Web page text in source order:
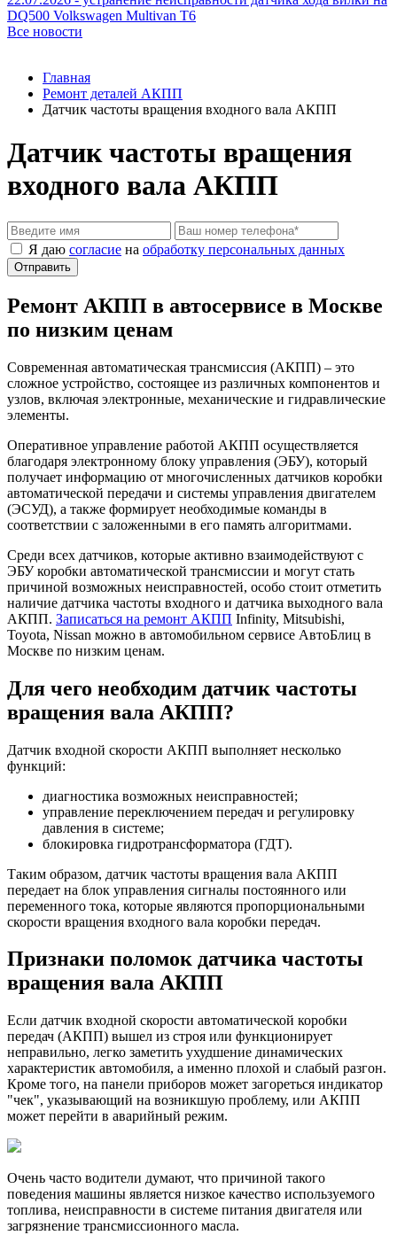
DQ500 Volkswagen Multivan T6
Все новости
Главная
Ремонт деталей АКПП
Датчик частоты вращения входного вала АКПП
Датчик частоты вращения
входного вала АКПП
Я даю согласие на обработку персональных данных
Отправить
Ремонт АКПП в автосервисе в Москве
по низким ценам
Современная автоматическая трансмиссия (АКПП) – это
сложное устройство, состоящее из различных компонентов и
узлов, включая электронные, механические и гидравлические
элементы.
Оперативное управление работой АКПП осуществляется
благодаря электронному блоку управления (ЭБУ), который
получает информацию от многочисленных датчиков коробки
автоматической передачи и системы управления двигателем
(ЭСУД), а также формирует необходимые команды в
соответствии с заложенными в его память алгоритмами.
Среди всех датчиков, которые активно взаимодействуют с
ЭБУ коробки автоматической трансмиссии и могут стать
причиной возможных неисправностей, особо стоит отметить
наличие датчика частоты входного и датчика выходного вала
АКПП. Записаться на ремонт АКПП Infinity, Mitsubishi,
Toyota, Nissan можно в автомобильном сервисе АвтоБлиц в
Москве по низким ценам.
Для чего необходим датчик частоты
вращения вала АКПП?
Датчик входной скорости АКПП выполняет несколько
функций:
диагностика возможных неисправностей;
управление переключением передач и регулировку
давления в системе;
блокировка гидротрансформатора (ГДТ).
Таким образом, датчик частоты вращения вала АКПП
передает на блок управления сигналы постоянного или
переменного тока, которые являются пропорциональными
скорости вращения входного вала коробки передач.
Признаки поломок датчика частоты
вращения вала АКПП
Если датчик входной скорости автоматической коробки
передач (АКПП) вышел из строя или функционирует
неправильно, легко заметить ухудшение динамических
характеристик автомобиля, а именно плохой и слабый разгон.
Кроме того, на панели приборов может загореться индикатор
"чек", указывающий на возникшую проблему, или АКПП
может перейти в аварийный режим.
Очень часто водители думают, что причиной такого
поведения машины является низкое качество используемого
топлива, неисправности в системе питания двигателя или
загрязнение трансмиссионного масла.